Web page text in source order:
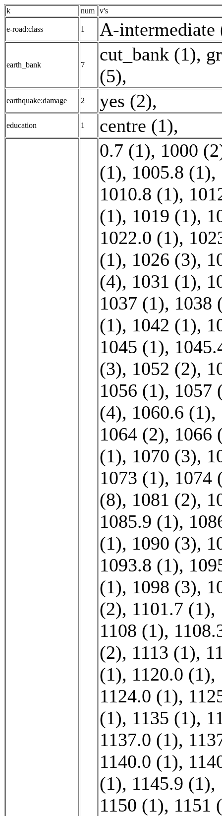
k num v's
e-road:class 1 A-intermediate
earth_bank 7
cut_bank (1),
(5),
earthquake:damage 2 yes (2),
education 1 centre (1),
0.7 (1), 1000
(1), 1005.8 (1),
1010.8 (1),
(1), 1019 (1),
1022.0 (1),
(1), 1026 (3),
(4), 1031 (1),
1037 (1), 1038
(1), 1042 (1),
1045 (1),
(3), 1052 (2),
1056 (1), 1057
(4), 1060.6 (1),
1064 (2), 1066
(1), 1070 (3),
1073 (1), 1074
(8), 1081 (2),
1085.9 (1),
(1), 1090 (3),
1093.8 (1),
(1), 1098 (3),
(2), 1101.7 (1),
1108 (1),
(2), 1113 (1),
(1), 1120.0 (1),
1124.0 (1),
(1), 1135 (1),
1137.0 (1),
1140.0 (1),
(1), 1145.9 (1),
1150 (1), 1151